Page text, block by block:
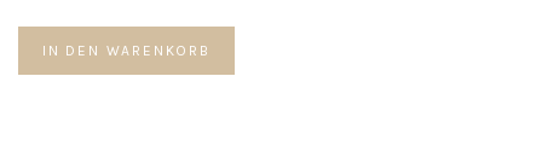
IN DEN WARENKORB